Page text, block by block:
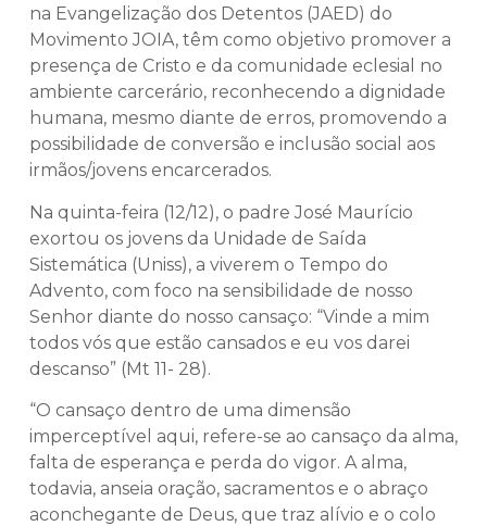
na Evangelização dos Detentos (JAED) do
Movimento JOIA, têm como objetivo promover a
presença de Cristo e da comunidade eclesial no
ambiente carcerário, reconhecendo a dignidade
humana, mesmo diante de erros, promovendo a
possibilidade de conversão e inclusão social aos
irmãos/jovens encarcerados.
Na quinta-feira (12/12), o padre José Maurício
exortou os jovens da Unidade de Saída
Sistemática (Uniss), a viverem o Tempo do
Advento, com foco na sensibilidade de nosso
Senhor diante do nosso cansaço: “Vinde a mim
todos vós que estão cansados e eu vos darei
descanso” (Mt 11- 28).
“O cansaço dentro de uma dimensão
imperceptível aqui, refere-se ao cansaço da alma,
falta de esperança e perda do vigor. A alma,
todavia, anseia oração, sacramentos e o abraço
aconchegante de Deus, que traz alívio e o colo